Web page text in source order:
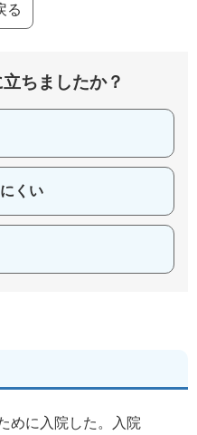
る
ちましたか？
くい
めに入院した。入院